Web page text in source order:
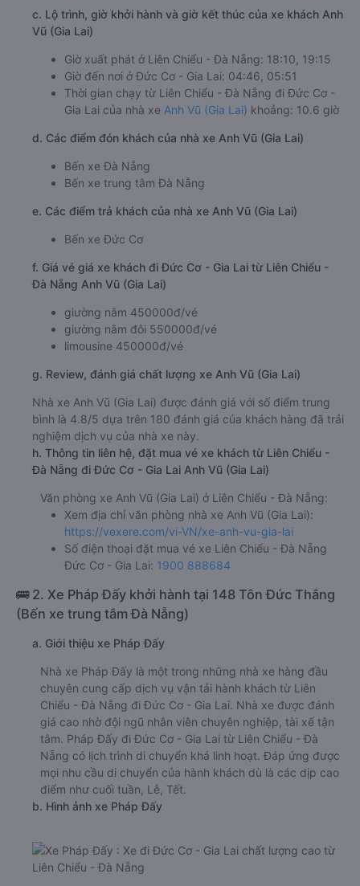
c. Lộ trình, giờ khởi hành và giờ kết thúc của xe khách Anh
Vũ (Gia Lai)
Giờ xuất phát ở Liên Chiểu - Đà Nẵng: 18:10, 19:15
Giờ đến nơi ở Đức Cơ - Gia Lai: 04:46, 05:51
Thời gian chạy từ Liên Chiểu - Đà Nẵng đi Đức Cơ -
Gia Lai của nhà xe Anh Vũ (Gia Lai) khoảng: 10.6 giờ
d. Các điểm đón khách của nhà xe Anh Vũ (Gia Lai)
Bến xe Đà Nẵng
Bến xe trung tâm Đà Nẵng
e. Các điểm trả khách của nhà xe Anh Vũ (Gia Lai)
Bến xe Đức Cơ
f. Giá vé giá xe khách đi Đức Cơ - Gia Lai từ Liên Chiểu -
Đà Nẵng Anh Vũ (Gia Lai)
giường nằm 450000đ/vé
giường nằm đôi 550000đ/vé
limousine 450000đ/vé
g. Review, đánh giá chất lượng xe Anh Vũ (Gia Lai)
Nhà xe Anh Vũ (Gia Lai) được đánh giá với số điểm trung
bình là 4.8/5 dựa trên 180 đánh giá của khách hàng đã trải
nghiệm dịch vụ của nhà xe này.
h. Thông tin liên hệ, đặt mua vé xe khách từ Liên Chiểu -
Đà Nẵng đi Đức Cơ - Gia Lai Anh Vũ (Gia Lai)
Văn phòng xe Anh Vũ (Gia Lai) ở Liên Chiểu - Đà Nẵng:
Xem địa chỉ văn phòng nhà xe Anh Vũ (Gia Lai):
https://vexere.com/vi-VN/xe-anh-vu-gia-lai
Số điện thoại đặt mua vé xe Liên Chiểu - Đà Nẵng
Đức Cơ - Gia Lai: 1900 888684
🚌 2. Xe Pháp Đấy khởi hành tại 148 Tôn Đức Thắng
(Bến xe trung tâm Đà Nẵng)
a. Giới thiệu xe Pháp Đấy
Nhà xe Pháp Đấy là một trong những nhà xe hàng đầu
chuyên cung cấp dịch vụ vận tải hành khách từ Liên
Chiểu - Đà Nẵng đi Đức Cơ - Gia Lai. Nhà xe được đánh
giá cao nhờ đội ngũ nhân viên chuyên nghiệp, tài xế tận
tâm. Pháp Đấy đi Đức Cơ - Gia Lai từ Liên Chiểu - Đà
Nẵng có lịch trình di chuyển khá linh hoạt. Đáp ứng được
mọi nhu cầu di chuyển của hành khách dù là các dịp cao
điểm như cuối tuần, Lễ, Tết.
b. Hình ảnh xe Pháp Đấy